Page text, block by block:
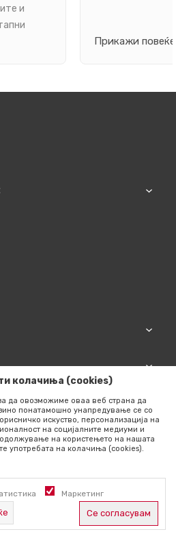
и
Прикажи повеќе
колачиња (cookies)
да овозможиме оваа веб страна да
понатамошно унапредување се со
искуство, персонализација на
на социјалните медиуми и
на користењето на нашата
употребата на колачиња (cookies).
Маркетинг
Се согласувам